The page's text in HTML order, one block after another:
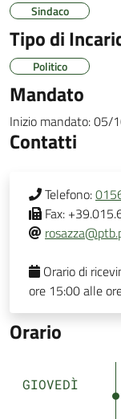
Sindaco
Tipo di
Politico
Mandato
Inizio mandato:05/
Contatti
Telefono:
Fax:
Orario di
ore 15:00 alle
Orario
GIOVEDÌ